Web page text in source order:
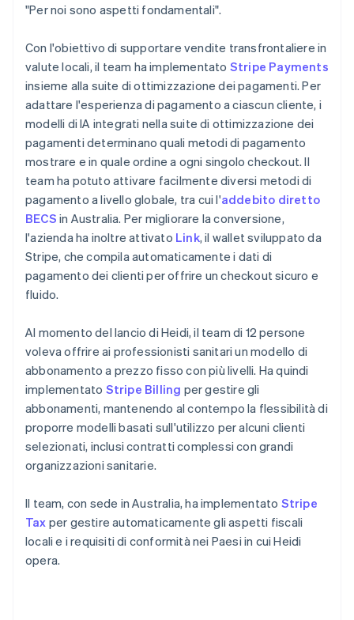
"Per noi sono aspetti fondamentali".
Con l'obiettivo di supportare vendite transfrontaliere in
valute locali, il team ha implementato Stripe Payments
insieme alla suite di ottimizzazione dei pagamenti. Per
adattare l'esperienza di pagamento a ciascun cliente, i
modelli di IA integrati nella suite di ottimizzazione dei
pagamenti determinano quali metodi di pagamento
mostrare e in quale ordine a ogni singolo checkout. Il
team ha potuto attivare facilmente diversi metodi di
pagamento a livello globale, tra cui l'addebito diretto
BECS in Australia. Per migliorare la conversione,
l'azienda ha inoltre attivato Link, il wallet sviluppato da
Stripe, che compila automaticamente i dati di
pagamento dei clienti per offrire un checkout sicuro e
fluido.
Al momento del lancio di Heidi, il team di 12 persone
voleva offrire ai professionisti sanitari un modello di
abbonamento a prezzo fisso con più livelli. Ha quindi
implementato Stripe Billing per gestire gli
abbonamenti, mantenendo al contempo la flessibilità di
proporre modelli basati sull'utilizzo per alcuni clienti
selezionati, inclusi contratti complessi con grandi
organizzazioni sanitarie.
Il team, con sede in Australia, ha implementato Stripe
Tax per gestire automaticamente gli aspetti fiscali
locali e i requisiti di conformità nei Paesi in cui Heidi
opera.